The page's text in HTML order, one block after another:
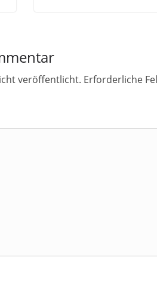
veröffentlicht. Erforderliche